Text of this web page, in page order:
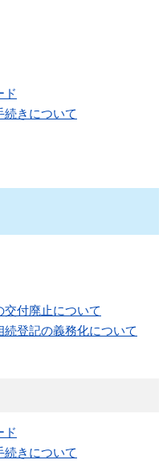
ド
きについて
交付廃止について
続登記の義務化について
ド
きについて